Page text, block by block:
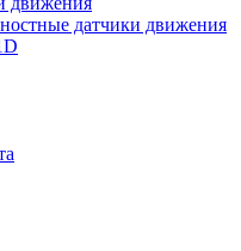
датчики движения